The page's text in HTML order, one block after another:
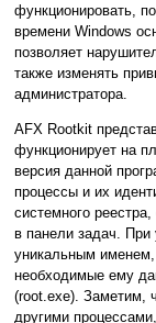
функционировать,
времени Windows
позволяет
также изменять
администратора.
AFX Rootkit
функционирует на
версия данной
процессы и их
системного
в панели задач. При
уникальным именем,
необходимые ему
(root.exe). Заметим,
другими